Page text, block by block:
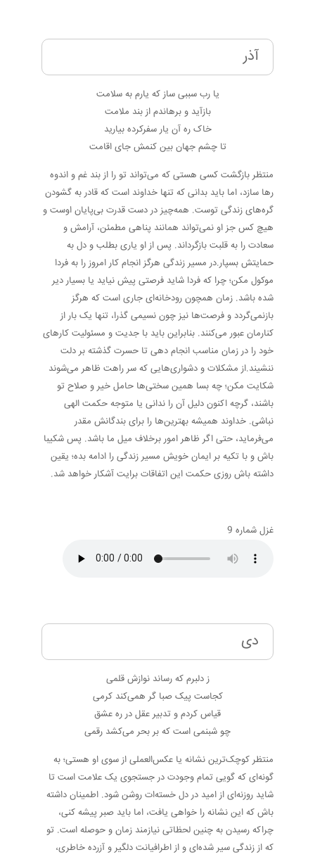
آذر
یا رب سببی ساز که یارم به سلامت
بازآید و برهاندم از بند ملامت
خاک ره آن یار سفرکرده بیارید
تا چشم جهان بین کنمش جای اقامت
منتظر بازگشت کسی هستی که می‌تواند تو را از بند غم و اندوه
رها سازد، اما باید بدانی که تنها خداوند است که قادر به گشودن
گره‌های زندگی توست. همه‌چیز در دست قدرت بی‌پایان اوست و
هیچ کس جز او نمی‌تواند همانند پناهی مطمئن، آرامش و
سعادت را به قلبت بازگرداند. پس از او یاری بطلب و دل به
حمایتش بسپار.در مسیر زندگی هرگز انجام کار امروز را به فردا
موکول مکن؛ چرا که فردا شاید فرصتی پیش نیاید یا بسیار دیر
شده باشد. زمان همچون رودخانه‌ای جاری است که هرگز
بازنمی‌گردد و فرصت‌ها نیز چون نسیمی گذرا، تنها یک بار از
کنارمان عبور می‌کنند. بنابراین باید با جدیت و مسئولیت کارهای
خود را در زمان مناسب انجام دهی تا حسرت گذشته بر دلت
ننشیند.از مشکلات و دشواری‌هایی که سر راهت ظاهر می‌شوند
شکایت مکن؛ چه بسا همین سختی‌ها حامل خیر و صلاح تو
باشند، گرچه اکنون دلیل آن را ندانی یا متوجه حکمت الهی
نباشی. خداوند همیشه بهترین‌ها را برای بندگانش مقدر
می‌فرماید، حتی اگر ظاهر امور برخلاف میل ما باشد. پس شکیبا
باش و با تکیه بر ایمان خویش مسیر زندگی را ادامه بده؛ یقین
داشته باش روزی حکمت این اتفاقات برایت آشکار خواهد شد.
غزل شماره 9
دی
ز دلبرم که رساند نوازش قلمی
کجاست پیک صبا گر همی‌کند کرمی
قیاس کردم و تدبیر عقل در ره عشق
چو شبنمی است که بر بحر می‌کشد رقمی
منتظر کوچک‌ترین نشانه یا عکس‌العملی از سوی او هستی؛ به
گونه‌ای که گویی تمام وجودت در جستجوی یک علامت است تا
شاید روزنه‌ای از امید در دل خسته‌ات روشن شود. اطمینان داشته
باش که این نشانه را خواهی یافت، اما باید صبر پیشه کنی،
چراکه رسیدن به چنین لحظاتی نیازمند زمان و حوصله است. تو
که از زندگی سیر شده‌ای و از اطرافیانت دلگیر و آزرده خاطری،